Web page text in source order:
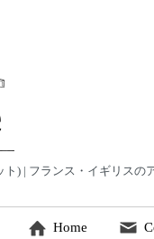
) | フランス・イギリスの
Home